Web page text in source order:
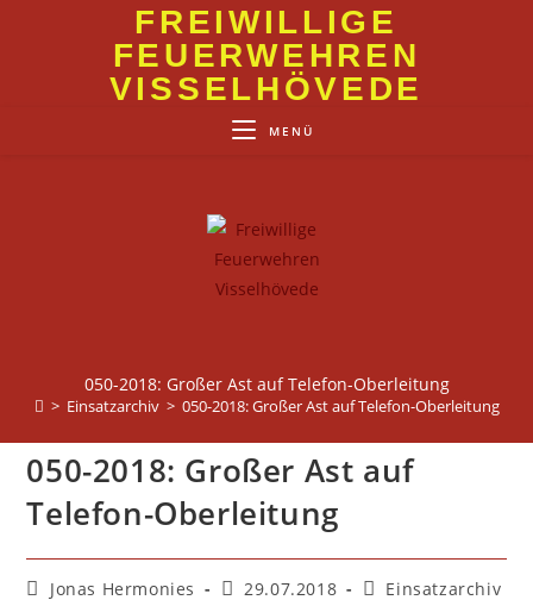
FREIWILLIGE
FEUERWEHREN
VISSELHÖVEDE
MENÜ
050-2018: Großer Ast auf Telefon-Oberleitung
> Einsatzarchiv > 050-2018: Großer Ast auf Telefon-Oberleitung
050-2018: Großer Ast auf
Telefon-Oberleitung
Beitrags-
Jonas Hermonies
Beitrag
29.07.2018
Beitrags-
Einsatzarchiv